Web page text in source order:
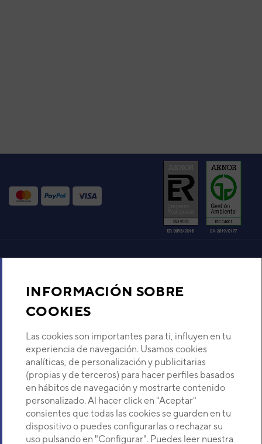
INFORMACIÓN SOBRE
COOKIES
Las cookies son importantes para ti, influyen en tu
experiencia de navegación. Usamos cookies
analíticas, de personalización y publicitarias
(propias y de terceros) para hacer perfiles basados
en hábitos de navegación y mostrarte contenido
personalizado. Al hacer click en "Aceptar"
consientes que todas las cookies se guarden en tu
dispositivo o puedes configurarlas o rechazar su
uso pulsando en "Configurar". Puedes leer nuestra
Sobre Nosotros
Descubre Eurofred
Dónde Estamos
¿Buscas un servicio técnico?